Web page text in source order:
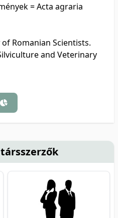
= Acta agraria
Romanian Scientists.
and Veterinary